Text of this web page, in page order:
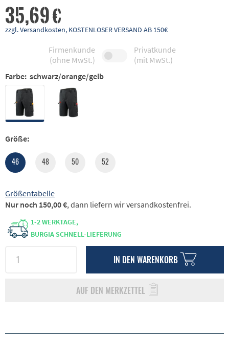
35,69 €
zzgl. Versandkosten, KOSTENLOSER VERSAND AB 150€
Firmenkunde
(ohne MwSt.)
Privatkunde
(mit MwSt.)
Farbe: schwarz/orange/gelb
Größe:
46 48 50 52
Größentabelle
1-2 WERKTAGE,
BURGIA SCHNELL-LIEFERUNG
IN DEN WARENKORB
AUF DEN MERKZETTEL
Nur noch 150,00 €, dann liefern wir versandkostenfrei.